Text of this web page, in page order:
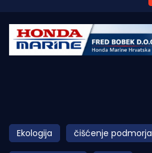
Početna
Obala
Otoci
Ekologija čišćenje podmorja